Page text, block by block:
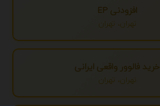
افزودنی EP
تهران، تهران
خرید فالوور واقعی ایرانی
تهران، تهران